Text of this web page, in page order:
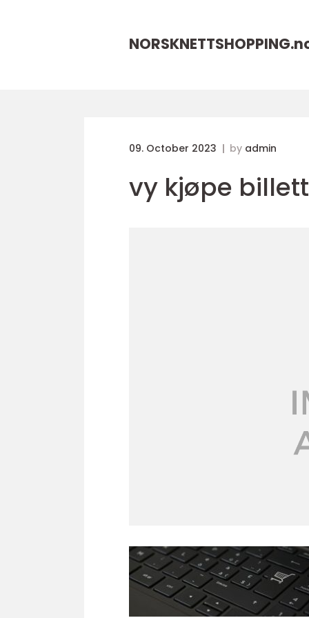
NORSKNETTSHOPPING.
09. October 2023 by admin
vy kjøpe